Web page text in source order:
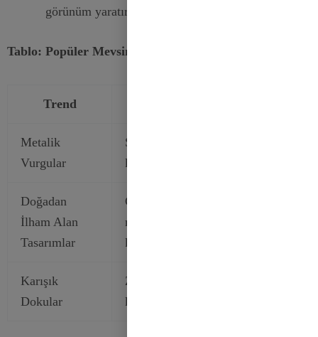
görünüm yaratır.
Tablo: Popüler Mevsimlik Kurdele Trendleri
Trend
Metalik
Vurgular
Şıklık için parlak metalik
kurdeleler ekleyin.
Doğadan
İlham Alan
Tasarımlar
Çiçek veya yaprak gibi doğal
motifler içeren kurdeleler
kullanın.
Karışık
Dokular
Zengin bir görünüm için farklı
kurdele dokularını birleştirin.